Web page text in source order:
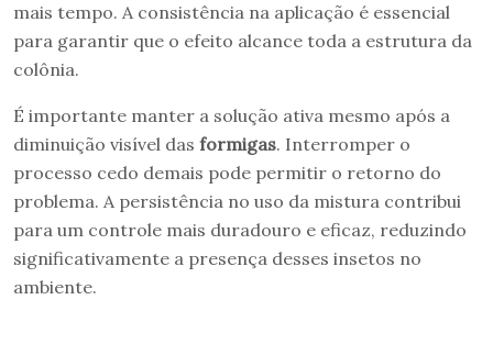
mais tempo. A consistência na aplicação é essencial
para garantir que o efeito alcance toda a estrutura da
colônia.
É importante manter a solução ativa mesmo após a
diminuição visível das formigas. Interromper o
processo cedo demais pode permitir o retorno do
problema. A persistência no uso da mistura contribui
para um controle mais duradouro e eficaz, reduzindo
significativamente a presença desses insetos no
ambiente.